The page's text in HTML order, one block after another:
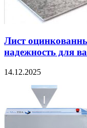
Лист
надежность для
14.12.2025